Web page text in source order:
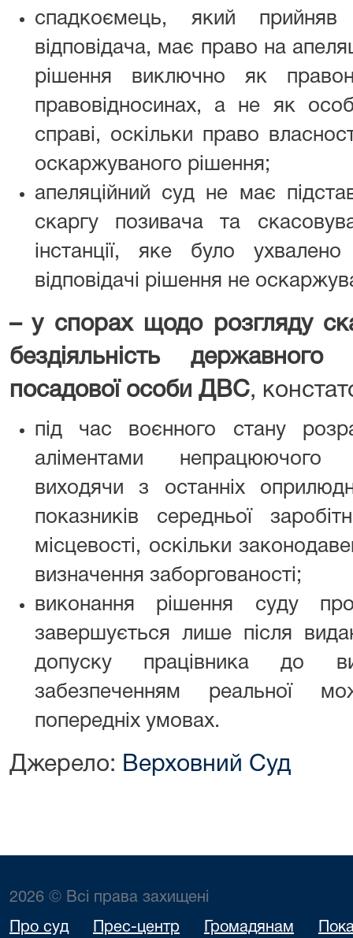
спадкоємець, який
відповідача, має право на
рішення виключно як
правовідносинах, а не як
справі, оскільки право
оскаржуваного рішення;
апеляційний суд не має
скаргу позивача та
інстанції, яке було
відповідачі рішення не
– у спорах щодо розгляду
бездіяльність
посадової особи ДВС,
під час воєнного стану
аліментами непрацюючого
виходячи з останніх
показників середньої
місцевості, оскільки
визначення заборгованості;
виконання рішення суду
завершується лише після
допуску працівника до
забезпеченням реальної
попередніх умовах.
Джерело: Верховний Суд
2026 © Всі права захищені
Про суд Прес-центр Громадянам